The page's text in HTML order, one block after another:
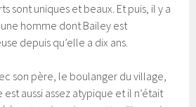
sont uniques et beaux. Et puis, il y a
homme dont Bailey est
depuis qu’elle a dix ans.
son père, le boulanger du village,
aussi assez atypique et il n’était